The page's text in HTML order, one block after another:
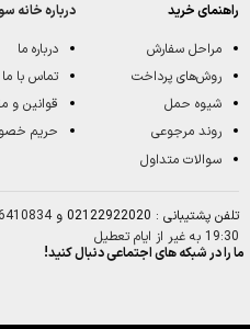
راهنمای خرید
مراحل سفارش
روش‌های پرداخت
شیوه حمل
روند مرجوعی
سوالات متداول
درباره خانه
درباره ما
تماس با ما
قوانین و
حریم
تلفن پشتیبانی : 02122922020 و
19:30 به غیر از ایام تعطیل
ما را در شبکه های اجتماعی دنبال کنید!